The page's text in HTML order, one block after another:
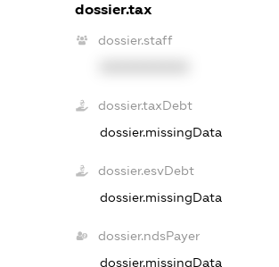
dossier.tax
dossier.staff
dossier.taxDebt
dossier.missingData
dossier.esvDebt
dossier.missingData
dossier.ndsPayer
dossier.missingData